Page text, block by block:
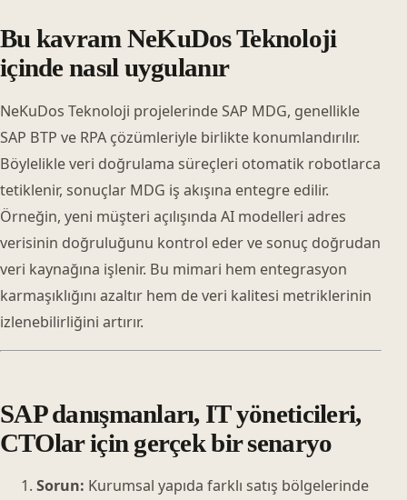
Bu kavram NeKuDos Teknoloji
içinde nasıl uygulanır
NeKuDos Teknoloji projelerinde SAP MDG, genellikle
SAP BTP ve RPA çözümleriyle birlikte konumlandırılır.
Böylelikle veri doğrulama süreçleri otomatik robotlarca
tetiklenir, sonuçlar MDG iş akışına entegre edilir.
Örneğin, yeni müşteri açılışında AI modelleri adres
verisinin doğruluğunu kontrol eder ve sonuç doğrudan
veri kaynağına işlenir. Bu mimari hem entegrasyon
karmaşıklığını azaltır hem de veri kalitesi metriklerinin
izlenebilirliğini artırır.
SAP danışmanları, IT yöneticileri,
CTOlar için gerçek bir senaryo
Sorun: Kurumsal yapıda farklı satış bölgelerinde